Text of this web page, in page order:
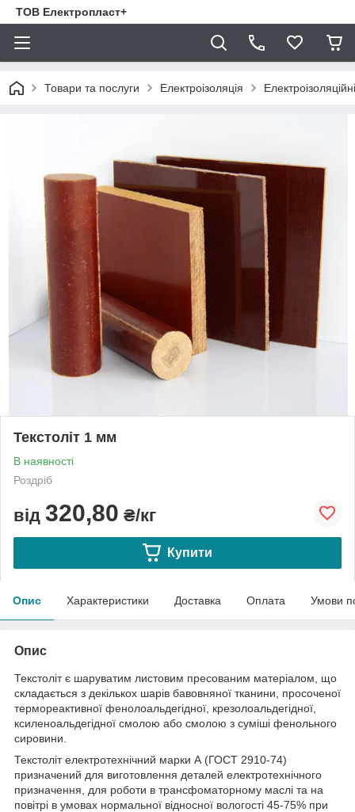
ТОВ Електропласт+
Товари та послуги Електроізоляція
Текстоліт 1 мм
В наявності
Роздріб
від 320,80 ₴/кг
Купити
Опис Характеристики Доставка Оплата Умови
Опис
Текстоліт є шаруватим листовим пресованим матеріалом, що
складається з декількох шарів бавовняної тканини, просоченої
термореактивної фенолоальдегідної, крезолоальдегідної,
ксиленоальдегідної смолою або смолою з суміші фенольного
сировини.
Текстоліт електротехнічний марки А (ГОСТ 2910-74)
призначений для виготовлення деталей електротехнічного
призначення, для роботи в трансфоматорному маслі та на
повітрі в умовах нормальної відносної вологості 45-75% при